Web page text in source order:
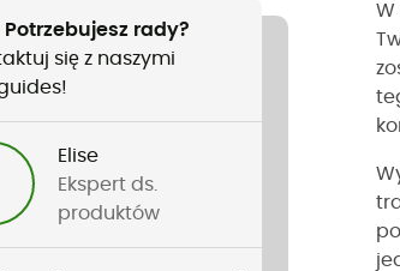
Potrzebujesz rady?
się z naszymi
Elise
Ekspert ds.
produktów
W